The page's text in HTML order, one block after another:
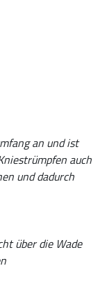
an und ist
auch
und dadurch
über die Wade